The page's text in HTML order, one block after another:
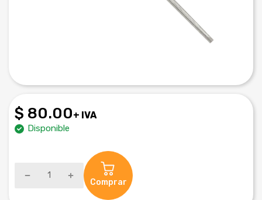
$ 80.00+ IVA
Disponible
Comprar